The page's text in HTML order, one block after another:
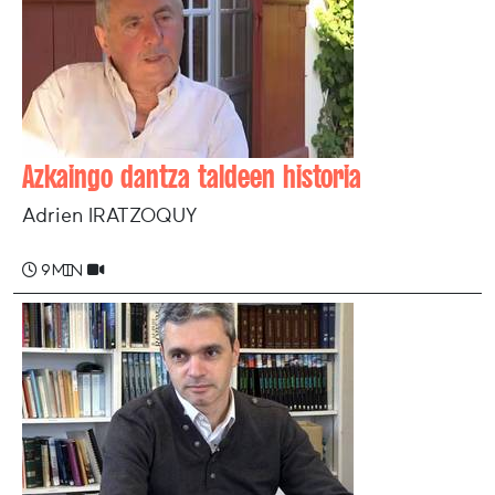
Azkaingo dantza taldeen historia
Adrien IRATZOQUY
9 min